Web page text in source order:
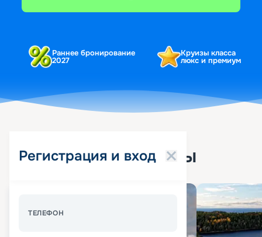
Раннее бронирование
2027
Круизы класса
люкс и премиум
Регистрация и вход
ТЕЛЕФОН
Популярные круизы